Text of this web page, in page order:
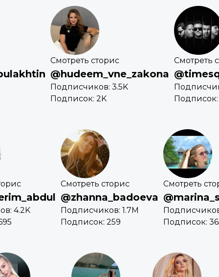
Смотреть сторис
@hudeem_vne_zakona
Подписчиков: 3.5K
Подписок: 2K
Смотреть
Подписок:
4.2K
Смотреть сторис
@zhanna_badoeva
Подписчиков: 1.7M
Подписок: 259
Смотреть
Подписок: